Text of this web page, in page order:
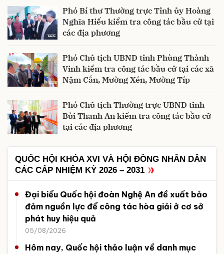
Phó Bí thư Thường trực Tỉnh ủy Hoàng
Nghĩa Hiếu kiểm tra công tác bầu cử tại
các địa phương
Phó Chủ tịch UBND tỉnh Phùng Thành
Vinh kiểm tra công tác bầu cử tại các xã
Nậm Cắn, Mường Xén, Mường Típ
Phó Chủ tịch Thường trực UBND tỉnh
Bùi Thanh An kiểm tra công tác bầu cử
tại các địa phương
QUỐC HỘI KHÓA XVI VÀ HỘI ĐỒNG NHÂN DÂN
CÁC CẤP NHIỆM KỲ 2026 – 2031
Đại biểu Quốc hội đoàn Nghệ An đề xuất bảo
đảm nguồn lực để công tác hòa giải ở cơ sở
phát huy hiệu quả
05/08/2026
Hôm nay, Quốc hội thảo luận về danh mục